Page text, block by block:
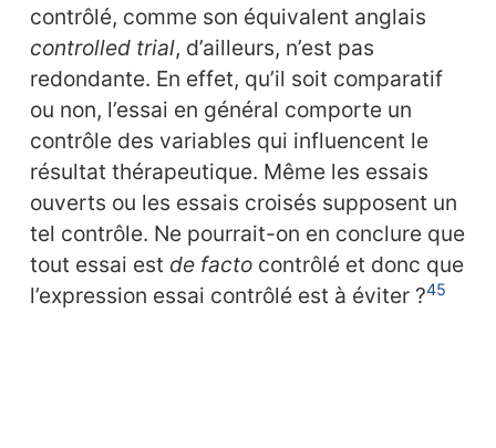
contrôlé, comme son équivalent anglais
controlled trial, d’ailleurs, n’est pas
redondante. En effet, qu’il soit comparatif
ou non, l’essai en général comporte un
contrôle des variables qui influencent le
résultat thérapeutique. Même les essais
ouverts ou les essais croisés supposent un
tel contrôle. Ne pourrait-on en conclure que
tout essai est de facto contrôlé et donc que
l’expression essai contrôlé est à éviter ?45